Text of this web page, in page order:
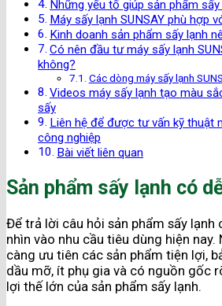
Những yếu tố giúp sản phẩm
Máy sấy lạnh SUNSAY phù hợp
Kinh doanh sản phẩm sấy lạnh
Có nên đầu tư máy sấy lạnh
không?
Các dòng máy sấy lạnh
Videos máy sấy lạnh tạo màu
sấy
Liên hệ để được tư vấn kỹ thuật
công nghiệp
Bài viết liên quan
Sản phẩm sấy lạnh có
Để trả lời câu hỏi sản phẩm sấy lạnh
nhìn vào nhu cầu tiêu dùng hiện
càng ưu tiên các sản phẩm tiện lợi,
dầu mỡ, ít phụ gia và có nguồn gốc
lợi thế lớn của sản phẩm sấy lạnh.